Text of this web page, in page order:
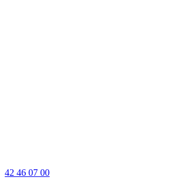
42 46 07 00